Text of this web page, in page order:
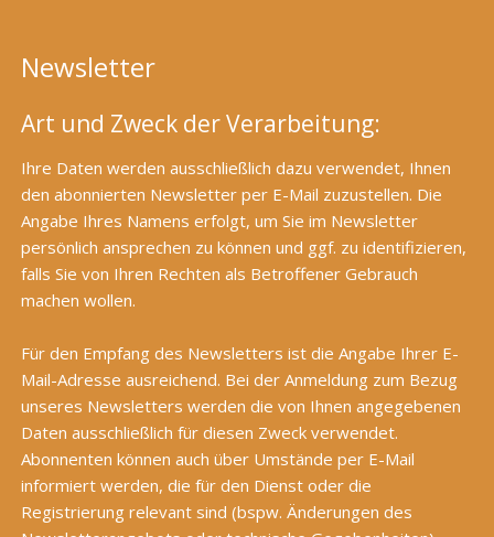
Newsletter
Art und Zweck der Verarbeitung:
Ihre Daten werden ausschließlich dazu verwendet, Ihnen
den abonnierten Newsletter per E-Mail zuzustellen. Die
Angabe Ihres Namens erfolgt, um Sie im Newsletter
persönlich ansprechen zu können und ggf. zu identifizieren,
falls Sie von Ihren Rechten als Betroffener Gebrauch
machen wollen.
Für den Empfang des Newsletters ist die Angabe Ihrer E-
Mail-Adresse ausreichend. Bei der Anmeldung zum Bezug
unseres Newsletters werden die von Ihnen angegebenen
Daten ausschließlich für diesen Zweck verwendet.
Abonnenten können auch über Umstände per E-Mail
informiert werden, die für den Dienst oder die
Registrierung relevant sind (bspw. Änderungen des